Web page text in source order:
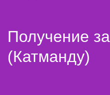
Получение
(Катманду)